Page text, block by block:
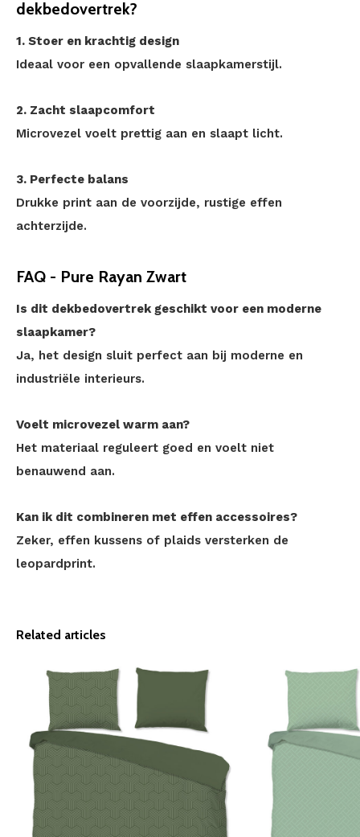
dekbedovertrek?
1. Stoer en krachtig design
Ideaal voor een opvallende slaapkamerstijl.
2. Zacht slaapcomfort
Microvezel voelt prettig aan en slaapt licht.
3. Perfecte balans
Drukke print aan de voorzijde, rustige effen
achterzijde.
FAQ - Pure Rayan Zwart
Is dit dekbedovertrek geschikt voor een moderne
slaapkamer?
Ja, het design sluit perfect aan bij moderne en
industriële interieurs.
Voelt microvezel warm aan?
Het materiaal reguleert goed en voelt niet
benauwend aan.
Kan ik dit combineren met effen accessoires?
Zeker, effen kussens of plaids versterken de
leopardprint.
Related articles